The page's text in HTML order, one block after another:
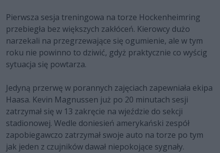
Pierwsza sesja treningowa na torze Hockenheimring
przebiegła bez większych zakłóceń. Kierowcy dużo
narzekali na przegrzewające się ogumienie, ale w tym
roku nie powinno to dziwić, gdyż praktycznie co wyścig
sytuacja się powtarza.
Jedyną przerwę w porannych zajęciach zapewniała ekipa
Haasa. Kevin Magnussen już po 20 minutach sesji
zatrzymał się w 13 zakręcie na wjeździe do sekcji
stadionowej. Wedle doniesień amerykański zespół
zapobiegawczo zatrzymał swoje auto na torze po tym
jak jeden z czujników dawał niepokojące sygnały.